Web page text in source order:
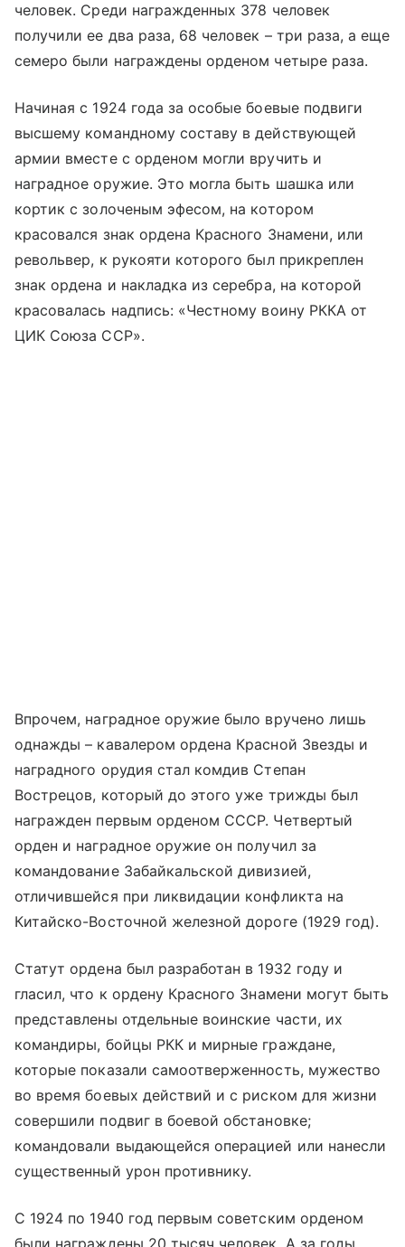
человек. Среди награжденных 378 человек
получили ее два раза, 68 человек – три раза, а еще
семеро были награждены орденом четыре раза.
Начиная с 1924 года за особые боевые подвиги
высшему командному составу в действующей
армии вместе с орденом могли вручить и
наградное оружие. Это могла быть шашка или
кортик с золоченым эфесом, на котором
красовался знак ордена Красного Знамени, или
револьвер, к рукояти которого был прикреплен
знак ордена и накладка из серебра, на которой
красовалась надпись: «Честному воину РККА от
ЦИК Союза ССР».
Впрочем, наградное оружие было вручено лишь
однажды – кавалером ордена Красной Звезды и
наградного орудия стал комдив Степан
Вострецов, который до этого уже трижды был
награжден первым орденом СССР. Четвертый
орден и наградное оружие он получил за
командование Забайкальской дивизией,
отличившейся при ликвидации конфликта на
Китайско-Восточной железной дороге (1929 год).
Статут ордена был разработан в 1932 году и
гласил, что к ордену Красного Знамени могут быть
представлены отдельные воинские части, их
командиры, бойцы РКК и мирные граждане,
которые показали самоотверженность, мужество
во время боевых действий и с риском для жизни
совершили подвиг в боевой обстановке;
командовали выдающейся операцией или нанесли
существенный урон противнику.
С 1924 по 1940 год первым советским орденом